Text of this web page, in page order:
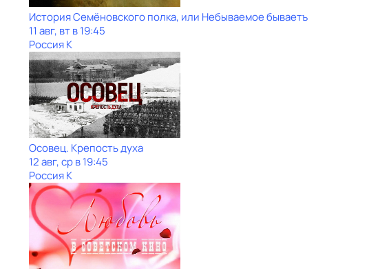
История Семёновского полка, или Небываемое бываетъ
11 авг, вт в 19:45
Россия К
Осовец. Крепость духа
12 авг, ср в 19:45
Россия К